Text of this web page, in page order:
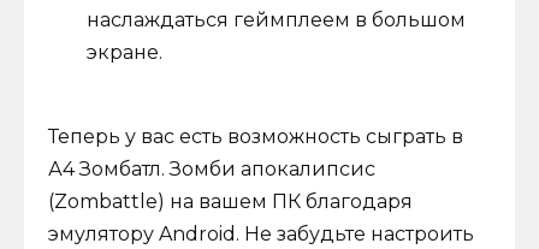
наслаждаться геймплеем в большом
экране.
Теперь у вас есть возможность сыграть в
А4 Зомбатл. Зомби апокалипсис
(Zombattle) на вашем ПК благодаря
эмулятору Android. Не забудьте настроить